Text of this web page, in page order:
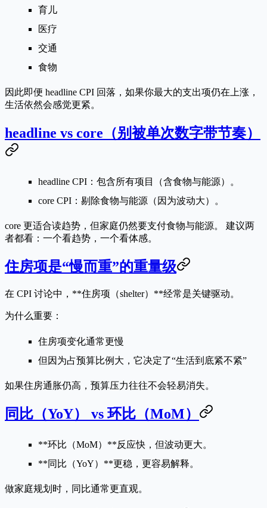
育儿
医疗
交通
食物
因此即便 headline CPI 回落，如果你最大的支出项仍在上涨，
生活依然会感觉更紧。
headline vs core（别被单次数字带节奏）
headline CPI ：包含所有项目（含食物与能源）。
core CPI ：剔除食物与能源（因为波动大）。
core 更适合读趋势，但家庭仍然要支付食物与能源。 建议两
者都看：一个看趋势，一个看体感。
住房项是“慢而重”的重量级
在 CPI 讨论中，**住房项（shelter）**经常是关键驱动。
为什么重要：
住房项变化通常更慢
但因为占预算比例大，它决定了“生活到底紧不紧”
如果住房通胀仍高，预算压力往往不会轻易消失。
同比（YoY） vs 环比（MoM）
**环比（MoM）**反应快，但波动更大。
**同比（YoY）**更稳，更容易解释。
做家庭规划时，同比通常更直观。